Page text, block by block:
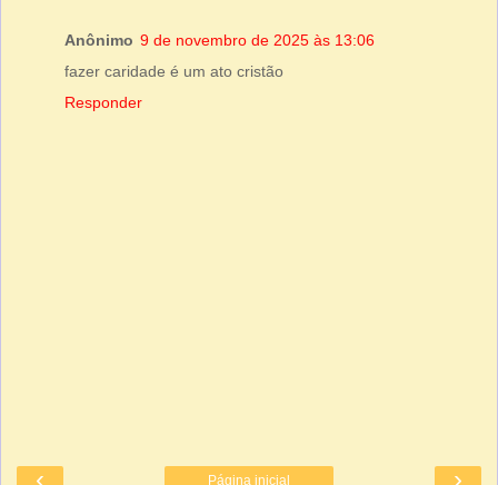
Anônimo 9 de novembro de 2025 às 13:06
fazer caridade é um ato cristão
Responder
Página inicial